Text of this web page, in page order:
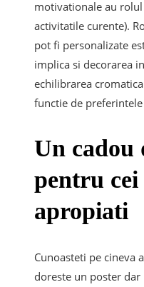
motivationale au
activitatile curente).
pot fi personalizate
implica si decorarea
echilibrarea
functie de
Un cadou
pentru cei
apropiati
Cunoasteti pe cineva
doreste un poster